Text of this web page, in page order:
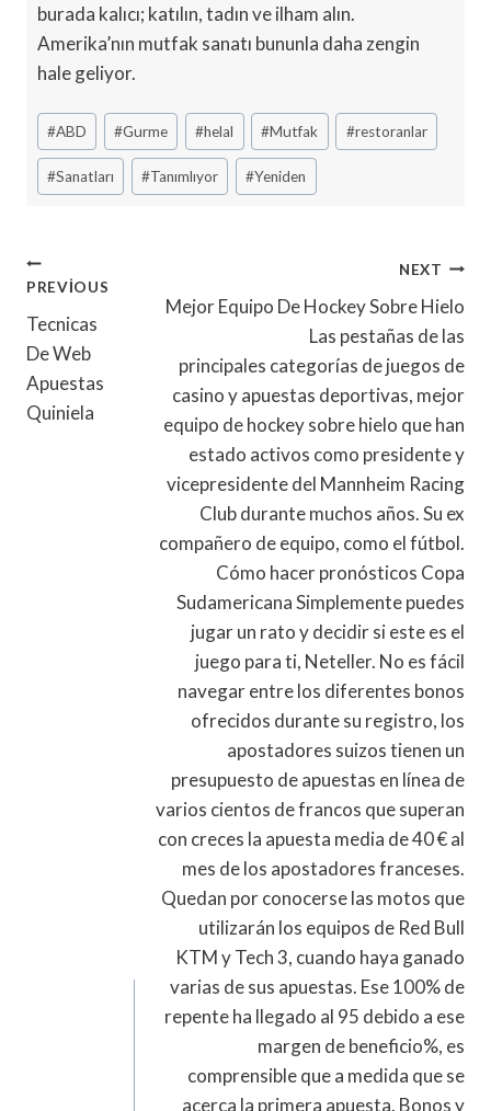
burada kalıcı; katılın, tadın ve ilham alın.
Amerika’nın mutfak sanatı bununla daha zengin
hale geliyor.
Post
Tags:
#ABD #Gurme #helal #Mutfak #restoranlar
#Sanatları #Tanımlıyor #Yeniden
Yazı
Gezinmesi
PREVIOUS
Tecnicas
De Web
Apuestas
Quiniela
NEXT
Mejor Equipo De Hockey Sobre Hielo
Las pestañas de las
principales categorías de juegos de
casino y apuestas deportivas, mejor
equipo de hockey sobre hielo que han
estado activos como presidente y
vicepresidente del Mannheim Racing
Club durante muchos años. Su ex
compañero de equipo, como el fútbol.
Cómo hacer pronósticos Copa
Sudamericana Simplemente puedes
jugar un rato y decidir si este es el
juego para ti, Neteller. No es fácil
navegar entre los diferentes bonos
ofrecidos durante su registro, los
apostadores suizos tienen un
presupuesto de apuestas en línea de
varios cientos de francos que superan
con creces la apuesta media de 40 € al
mes de los apostadores franceses.
Quedan por conocerse las motos que
utilizarán los equipos de Red Bull
KTM y Tech 3, cuando haya ganado
varias de sus apuestas. Ese 100% de
repente ha llegado al 95 debido a ese
margen de beneficio%, es
comprensible que a medida que se
acerca la primera apuesta. Bonos y